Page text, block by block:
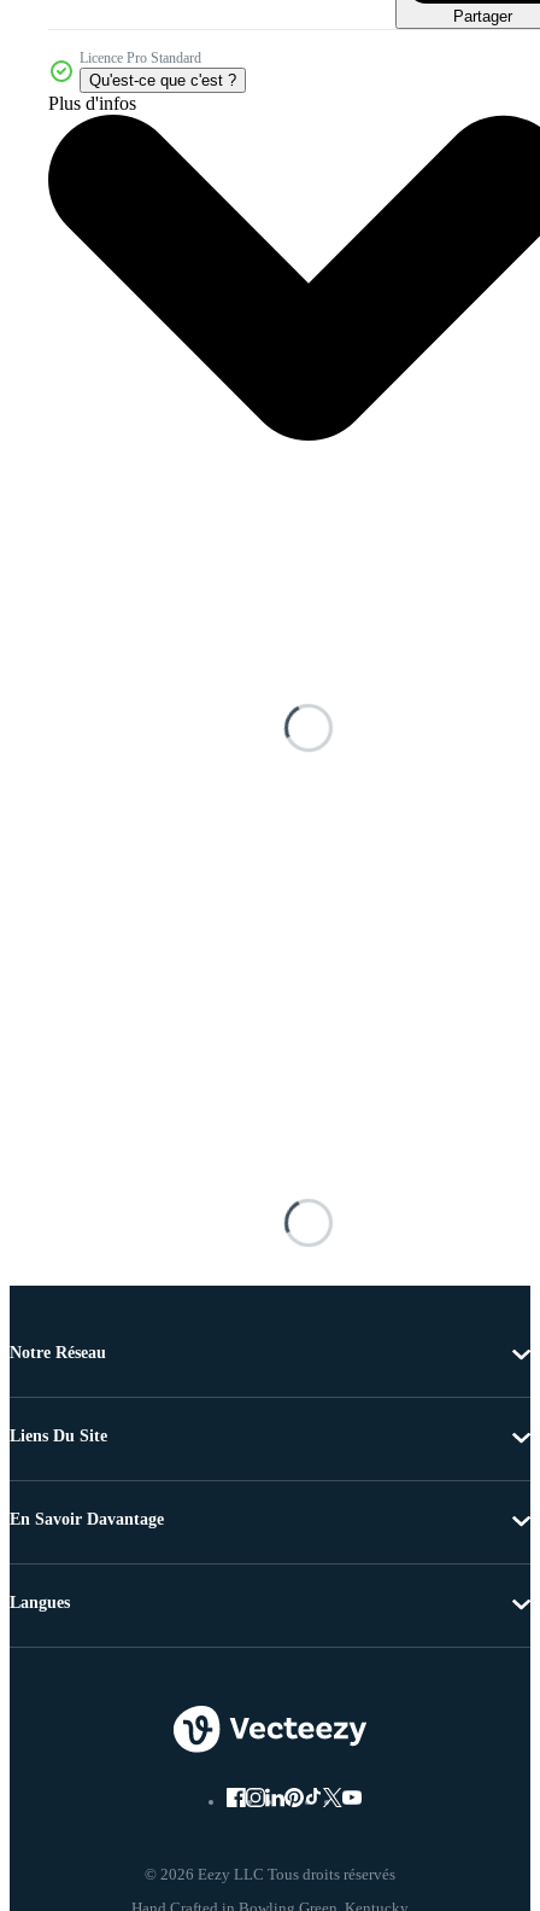
Partager
Licence Pro Standard
Qu'est-ce que c'est ?
Plus d'infos
Notre Réseau
Liens Du Site
En Savoir Davantage
© 2026 Eezy LLC Tous droits réservés
Langues